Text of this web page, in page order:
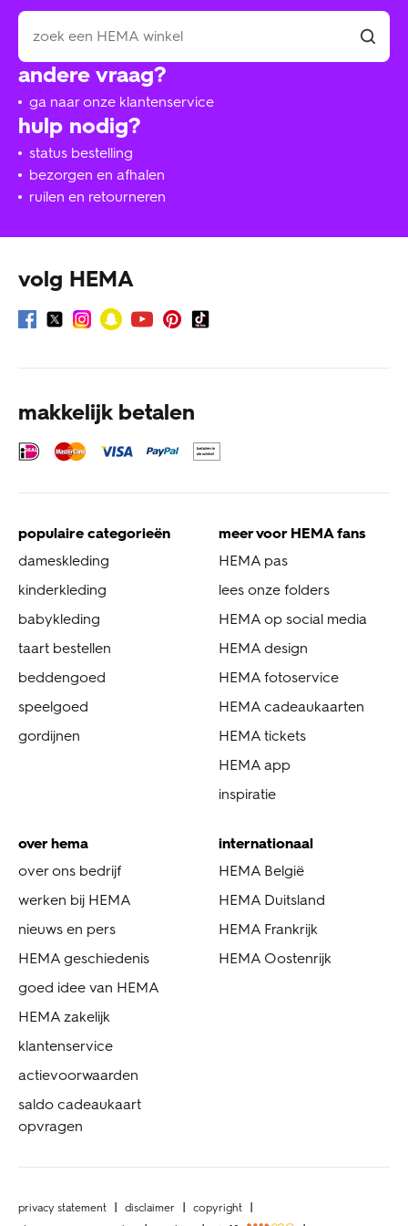
hulp nodig?
status bestelling
bezorgen en afhalen
ruilen en retourneren
andere vraag?
ga naar onze klantenservice
volg HEMA
makkelijk betalen
populaire categorieën
dameskleding
kinderkleding
babykleding
taart bestellen
beddengoed
speelgoed
gordijnen
meer voor HEMA fans
HEMA pas
lees onze folders
HEMA op social media
HEMA design
HEMA fotoservice
HEMA cadeaukaarten
HEMA tickets
HEMA app
inspiratie
over hema
over ons bedrijf
werken bij HEMA
nieuws en pers
HEMA geschiedenis
goed idee van HEMA
HEMA zakelijk
klantenservice
actievoorwaarden
saldo cadeaukaart
opvragen
internationaal
HEMA België
HEMA Duitsland
HEMA Frankrijk
HEMA Oostenrijk
privacy statement disclaimer
copyright